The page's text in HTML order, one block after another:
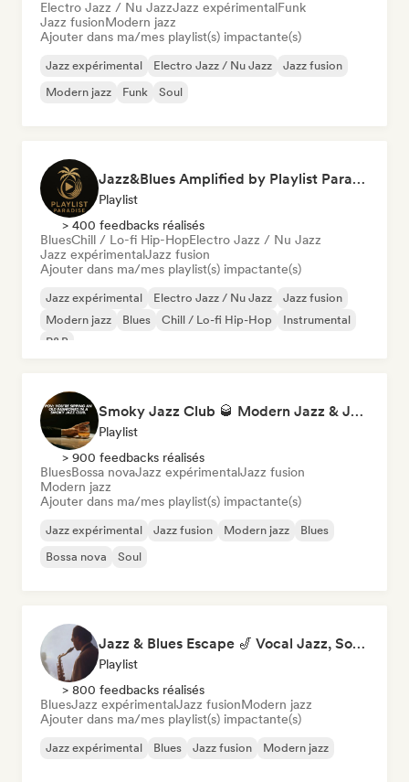
Electro Jazz / Nu JazzJazz expérimentalFunk
Jazz fusionModern jazz
Ajouter dans ma/mes playlist(s) impactante(s)
Jazz expérimental Electro Jazz / Nu Jazz
Jazz fusion
Modern jazz
Funk Soul
Jazz&Blues Amplified by Playlist Paradise
Playlist
> 400 feedbacks réalisés
BluesChill / Lo-fi Hip-HopElectro Jazz / Nu Jazz
Jazz expérimentalJazz fusion
Ajouter dans ma/mes playlist(s) impactante(s)
Jazz expérimental Electro Jazz / Nu Jazz
Jazz fusion
Modern jazz
Blues Chill / Lo-fi Hip-Hop
Instrumental
R&B
Smoky Jazz Club 🥃 Modern Jazz & Jazz Fusion to Sip an Old Fashioned to
Playlist
> 900 feedbacks réalisés
BluesBossa novaJazz expérimentalJazz fusion
Modern jazz
Ajouter dans ma/mes playlist(s) impactante(s)
Jazz expérimental Jazz fusion Modern jazz
Blues
Bossa nova
Soul
Jazz & Blues Escape 🎷 Vocal Jazz, Soul Blues & Classic Standards
Playlist
> 800 feedbacks réalisés
BluesJazz expérimentalJazz fusionModern jazz
Ajouter dans ma/mes playlist(s) impactante(s)
Jazz expérimental Blues Jazz fusion Modern jazz